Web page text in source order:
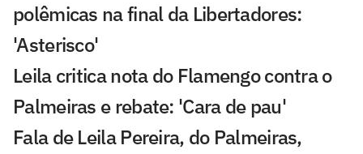
polêmicas na final da Libertadores:
'Asterisco'
Leila critica nota do Flamengo contra o
Palmeiras e rebate: 'Cara de pau'
Fala de Leila Pereira, do Palmeiras,